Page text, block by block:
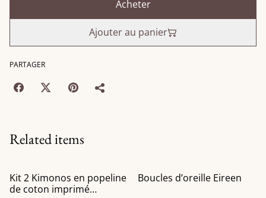
Acheter
Ajouter au panier
PARTAGER
Related items
Kit 2 Kimonos en popeline
de coton imprimé
Boucles d’oreille Eireen